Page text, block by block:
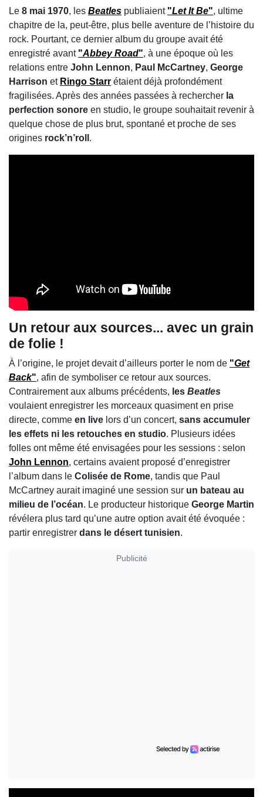
Le 8 mai 1970, les Beatles publiaient "Let It Be", ultime
chapitre de la, peut-être, plus belle aventure de l’histoire du
rock. Pourtant, ce dernier album du groupe avait été
enregistré avant "Abbey Road", à une époque où les
relations entre John Lennon, Paul McCartney, George
Harrison et Ringo Starr étaient déjà profondément
fragilisées. Après des années passées à rechercher la
perfection sonore en studio, le groupe souhaitait revenir à
quelque chose de plus brut, spontané et proche de ses
origines rock’n’roll .
Un retour aux sources... avec un grain
de folie !
À l’origine, le projet devait d’ailleurs porter le nom de "Get
Back", afin de symboliser ce retour aux sources.
Contrairement aux albums précédents, les Beatles
voulaient enregistrer les morceaux quasiment en prise
directe, comme en live lors d’un concert, sans accumuler
les effets ni les retouches en studio. Plusieurs idées
folles ont même été envisagées pour les sessions : selon
John Lennon, certains avaient proposé d’enregistrer
l’album dans le Colisée de Rome, tandis que Paul
McCartney aurait imaginé une session sur un bateau au
milieu de l’océan. Le producteur historique George Martin
révélera plus tard qu’une autre option avait été évoquée :
partir enregistrer dans le désert tunisien.
Publicité